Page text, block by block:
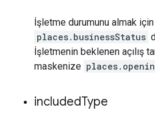
İşletme durumunu almak
places.businessStatus
İşletmenin beklenen açılış
maskenize
includedType